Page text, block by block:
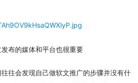
布的媒体和平台也很重要
会发现自己做软文推广的步骤并没有什